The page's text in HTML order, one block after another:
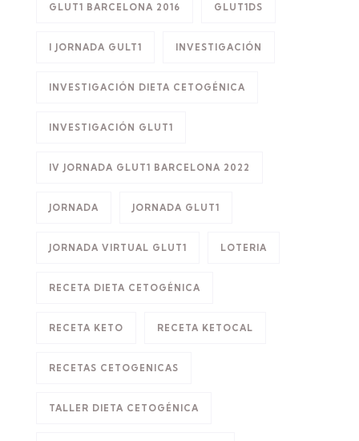
GLUT1 BARCELONA 2016 GLUT1DS
I JORNADA GULT1 INVESTIGACIÓN
INVESTIGACIÓN DIETA CETOGÉNICA
INVESTIGACIÓN GLUT1
IV JORNADA GLUT1 BARCELONA 2022
JORNADA JORNADA GLUT1
JORNADA VIRTUAL GLUT1 LOTERIA
RECETA DIETA CETOGÉNICA
RECETA KETO RECETA KETOCAL
RECETAS CETOGENICAS
TALLER DIETA CETOGÉNICA